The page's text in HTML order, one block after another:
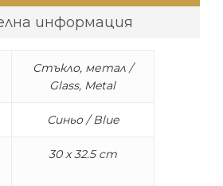
информация
Стъкло, метал /
Glass, Metal
Синьо / Blue
30 x 32.5 cm